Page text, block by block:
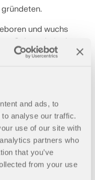
and ads, to
analyse our traffic.
use of our site with
partners who
that you’ve
from your use
und wuchs
Gelegenheit also,
der Gemeinde
weit:
Mal erstmals in
Gäste fanden
Deutschland und
auch eine